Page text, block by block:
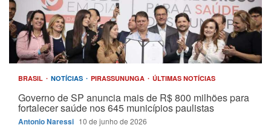
BRASIL NOTÍCIAS PIRASSUNUNGA ÚLTIMAS NOTÍCIAS
Governo de SP anuncia mais de R$ 800 milhões para
fortalecer saúde nos 645 municípios paulistas
Antonio Naressi 10 de junho de 2026